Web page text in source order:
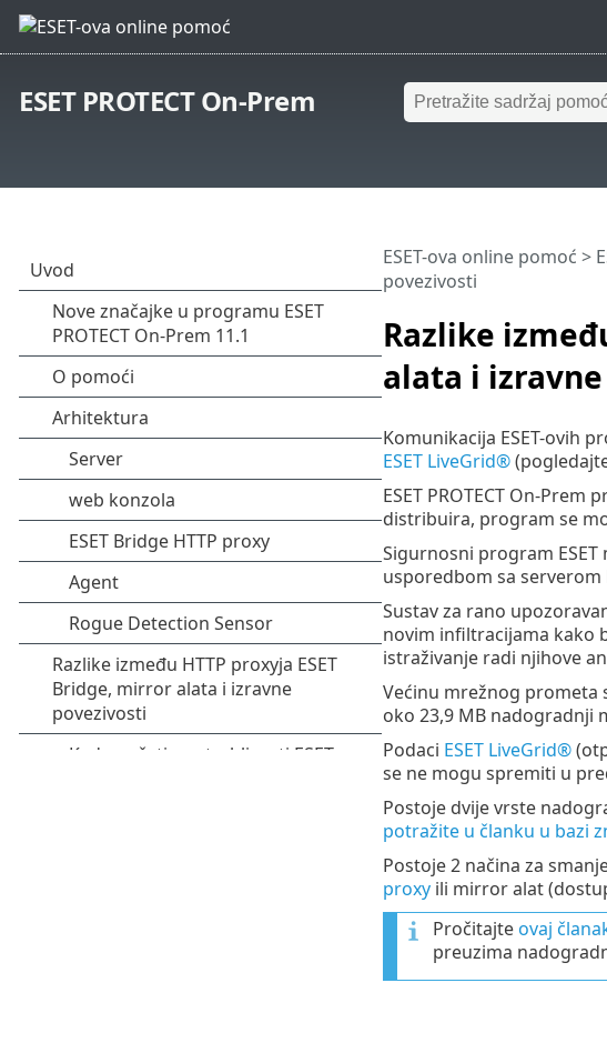
ESET PROTECT On-Prem
Razlike
alata i
ESET-ova online pomoć >
povezivosti
Komunikacija ESET-ovih
ESET LiveGrid®
ESET PROTECT On-
distribuira, program se
Sigurnosni program
usporedbom sa
Sustav za rano
novim infiltracijama kako
istraživanje radi njihove
Većinu mrežnog prometa
oko 23,9 MB nadogradnji
Podaci ESET LiveGrid®
se ne mogu spremiti u
Postoje dvije vrste
potražite u članku u bazi
Postoje 2 načina za
proxyili mirror alat
Pročitajteovaj
preuzima